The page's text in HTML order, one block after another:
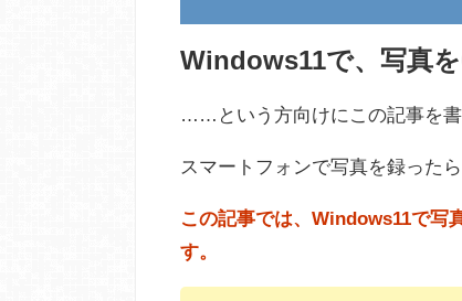
Windows11で、写真
……という方向けにこの記事を書
スマートフォンで写真を録った
この記事では、Windows11で写
す。